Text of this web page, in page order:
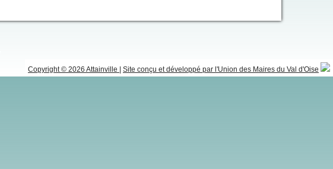
Copyright © 2026 Attainville Site conçu et développé par l'Union des Maires du Val d'Oise